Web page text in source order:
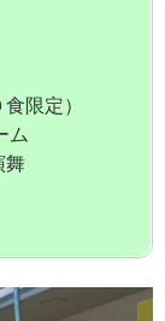
限定）
ム
舞